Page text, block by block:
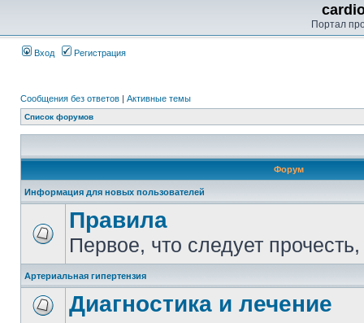
Портал
Вход Регистрация
Сообщения без ответов | Активные темы
Список форумов
Форум
Информация для новых пользователей
Правила
Первое, что следует
Артериальная гипертензия
Диагностика и лечение